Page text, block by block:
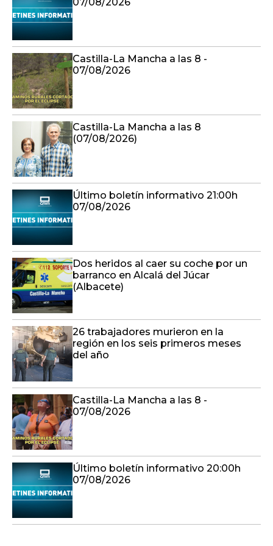
Castilla-La Mancha a las 8 -
07/08/2026
Castilla-La Mancha a las 8
(07/08/2026)
Último boletín informativo 21:00h
07/08/2026
Dos heridos al caer su coche por un
barranco en Alcalá del Júcar
(Albacete)
26 trabajadores murieron en la
región en los seis primeros meses
del año
Castilla-La Mancha a las 8 -
07/08/2026
Último boletín informativo 20:00h
07/08/2026